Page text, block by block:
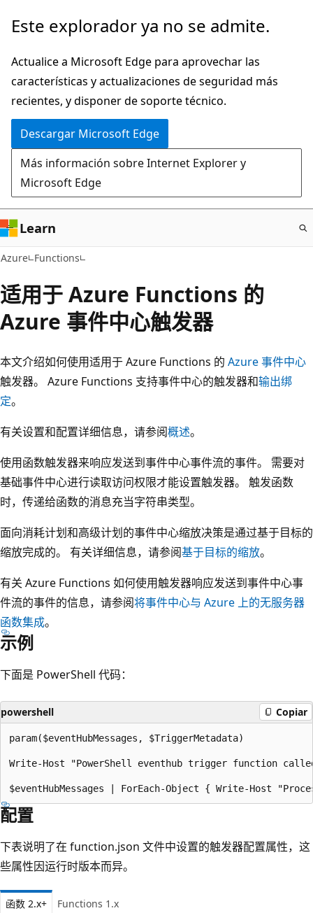
Ir
contenido
principal
Este explorador ya no se admite.
Actualice a Microsoft Edge para aprovechar las
características y actualizaciones de seguridad más
recientes, y disponer de soporte técnico.
Descargar Microsoft Edge
Más información sobre Internet Explorer y
Microsoft Edge
Learn
Azure Functions
适用于 Azure Functions 的
Azure 事件中心触发器
本文介绍如何使用适用于 Azure Functions 的 Azure 事件中心
触发器。 Azure Functions 支持事件中心的触发器和输出绑
定。
有关设置和配置详细信息，请参阅概述。
使用函数触发器来响应发送到事件中心事件流的事件。 需要对
基础事件中心进行读取访问权限才能设置触发器。 触发函数
时，传递给函数的消息充当字符串类型。
面向消耗计划和高级计划的事件中心缩放决策是通过基于目标的
缩放完成的。 有关详细信息，请参阅基于目标的缩放。
有关 Azure Functions 如何使用触发器响应发送到事件中心事
件流的事件的信息，请参阅将事件中心与 Azure 上的无服务器
函数集成。
示例
下面是 PowerShell 代码：
powershell Copiar
param($eventHubMessages, $TriggerMetadata)
Write-Host "PowerShell eventhub trigger function called
配置
下表说明了在 function.json 文件中设置的触发器配置属性，这
些属性因运行时版本而异。
函数 2.x+ Functions 1.x